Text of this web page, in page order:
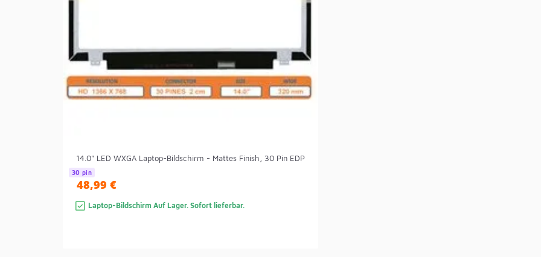
14.0" LED WXGA Laptop-Bildschirm - Mattes Finish, 30 Pin EDP
30 pin
48,99 €
Laptop-Bildschirm Auf Lager. Sofort lieferbar.